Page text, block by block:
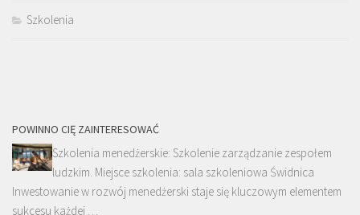
Szkolenia
POWINNO CIĘ ZAINTERESOWAĆ
Szkolenia menedżerskie: Szkolenie zarządzanie zespołem
ludzkim. Miejsce szkolenia: sala szkoleniowa Świdnica
Inwestowanie w rozwój menedżerski staje się kluczowym elementem
sukcesu każdej …